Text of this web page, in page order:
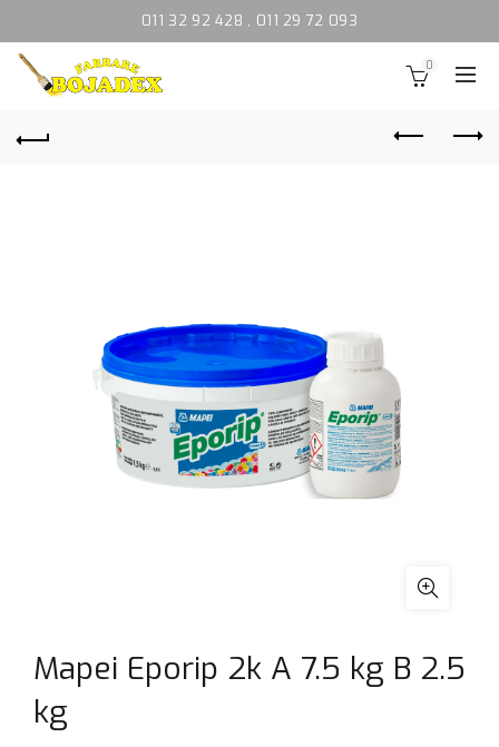
011 32 92 428 , 011 29 72 093
0
Mapei Eporip 2k A 7.5 kg B 2.5
kg